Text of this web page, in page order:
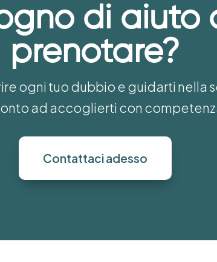
di aiuto
prenotare?
ogni tuo dubbio e guidarti nella
ad accoglierti con
Contattaci adesso